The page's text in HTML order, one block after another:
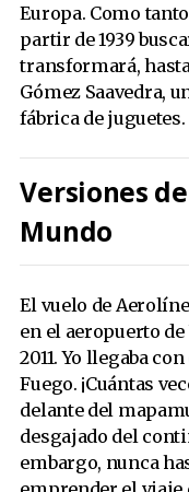
Europa. Como
partir de 1939
transformará,
Gómez Saavedra,
fábrica de juguetes.
Versiones
Mundo
El vuelo de
en el aeropuerto
2011. Yo llegaba
Fuego. ¡Cuántas
delante del
desgajado del
embargo, nunca